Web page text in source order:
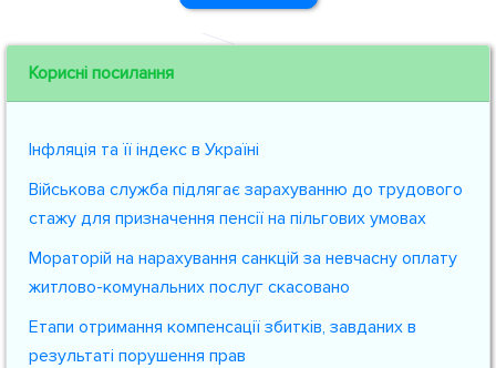
Корисні посилання
Інфляція та її індекс в Україні
Військова служба підлягає зарахуванню до трудового
стажу для призначення пенсії на пільгових умовах
Мораторій на нарахування санкцій за невчасну оплату
житлово-комунальних послуг скасовано
Етапи отримання компенсації збитків, завданих в
результаті порушення прав